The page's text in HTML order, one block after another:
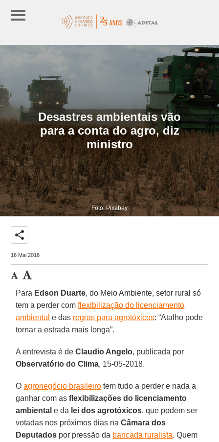
Desastres ambientais vão
para a conta do agro, diz
ministro
Foto: Pixabay
share
16 Mai 2018
Para Edson Duarte, do Meio Ambiente, setor rural só
tem a perder comflexibilização do licenciamento
ambiental e das regras para agrotóxicos: “Atalho pode
tornar a estrada mais longa”.
A entrevista é deClaudio Angelo, publicada por
Observatório do Clima, 15-05-2018.
Oagronegócio brasileiro tem tudo a perder e nada a
ganhar com asflexibilizações do licenciamento
ambiental e da lei dos agrotóxicos, que podem ser
votadas nos próximos dias naCâmara dos
Deputados por pressão da bancada ruralista. Quem